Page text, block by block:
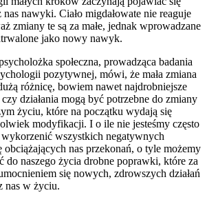
nawyki. Ciało migdałowate nie reaguje
zmiany te są za małe, jednak wprowadzane
jako nowy nawyk.
społeczna, prowadząca badania
pozytywnej, mówi, że mała zmiana
różnicę, bowiem nawet najdrobniejsze
działania mogą być potrzebne do zmiany
życiu, które na początku wydają się
modyfikacji. I o ile nie jesteśmy często
wszystkich negatywnych
nas przekonań, o tyle możemy
do naszego życia drobne poprawki, które za
się nowych, zdrowszych działań
nas w życiu.